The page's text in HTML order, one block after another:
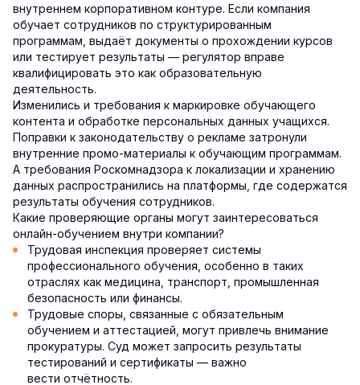
внутреннем корпоративном контуре. Если компания
обучает сотрудников по структурированным
программам, выдаёт документы о прохождении курсов
или тестирует результаты — регулятор вправе
квалифицировать это как образовательную
деятельность.
Изменились и требования к маркировке обучающего
контента и обработке персональных данных учащихся.
Поправки к законодательству о рекламе затронули
внутренние промо-материалы к обучающим программам.
А требования Роскомнадзора к локализации и хранению
данных распространились на платформы, где содержатся
результаты обучения сотрудников.
Какие проверяющие органы могут заинтересоваться
онлайн-обучением внутри компании?
Трудовая инспекция проверяет системы
профессионального обучения, особенно в таких
отраслях как медицина, транспорт, промышленная
безопасность или финансы.
Трудовые споры, связанные с обязательным
обучением и аттестацией, могут привлечь внимание
прокуратуры. Суд может запросить результаты
тестирований и сертификаты — важно
вести отчётность.